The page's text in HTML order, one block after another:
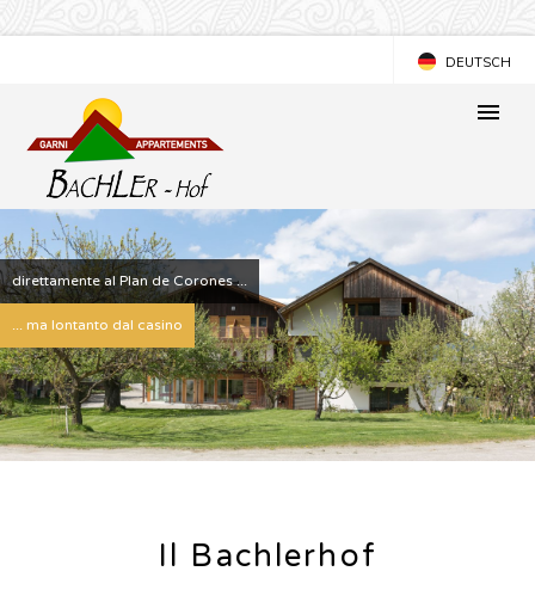
DEUTSCH
ENGLISH
direttamente al Plan de Corones ...
... ma lontanto dal casino
Il Bachlerhof